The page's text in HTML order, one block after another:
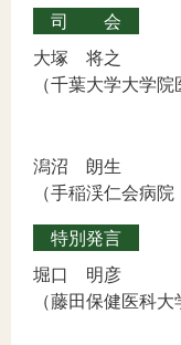
司会
大塚 将之
（千葉大学大学
潟沼 朗生
（手稲渓仁会病
特別発言
堀口 明彦
（藤田保健医科